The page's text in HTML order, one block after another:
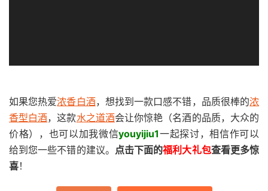
如果您热爱浓香白酒，想找到一款口感不错，品质很棒的浓
香型白酒，这款水之道酒会让你惊艳（名酒的品质，大众的
价格），也可以加我微信youyijiu1一起探讨，相信作可以
给到您一些不错的建议。 点击下面的福利大礼包查看更多惊
喜！